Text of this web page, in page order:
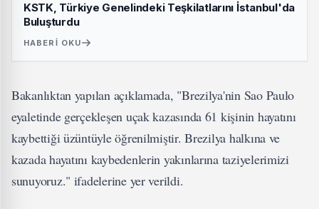
KSTK, Türkiye Genelindeki Teşkilatlarını İstanbul'da
Buluşturdu
HABERI OKU
Bakanlıktan yapılan açıklamada, "Brezilya'nin Sao Paulo
eyaletinde gerçekleşen uçak kazasında 61 kişinin hayatını
kaybettiği üzüntüyle öğrenilmiştir. Brezilya halkına ve
kazada hayatını kaybedenlerin yakınlarına taziyelerimizi
sunuyoruz." ifadelerine yer verildi.